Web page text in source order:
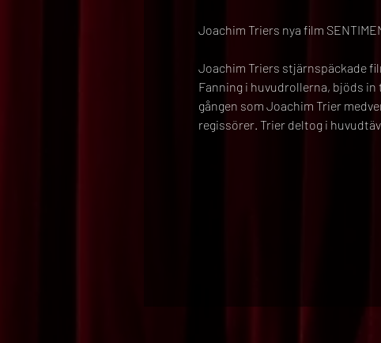
Joachim Triers nya film
Joachim Triers stjärnspäckade
Fanning i huvudrollerna, bjöds in
gången som Joachim Trier
regissörer. Trier deltog i